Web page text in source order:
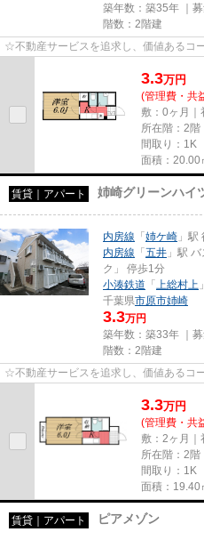
築年数：築35年 ｜募
階数：2階建
☆不動産サービスを追求し、価値あるコ
3.3万円
(管理費・共
敷：0ヶ月｜
所在階：2階
間取り：1K
面積：20.00
賃貸｜アパート 姉崎グリーンハ
内房線 「姉ケ崎 」駅
内房線 「五井 」駅
ク」 停歩1分
小湊鉄道 「 上総村上
千葉県市原市姉崎
3.3万円
築年数：築33年 ｜募
階数：2階建
☆不動産サービスを追求し、価値あるコ
3.3万円
(管理費・共
敷：2ヶ月｜
所在階：2階
間取り：1K
面積：19.40
賃貸｜アパート ピアメゾン